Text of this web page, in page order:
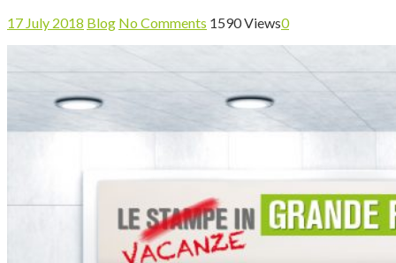
17 July 2018 Blog No Comments 1590 Views0